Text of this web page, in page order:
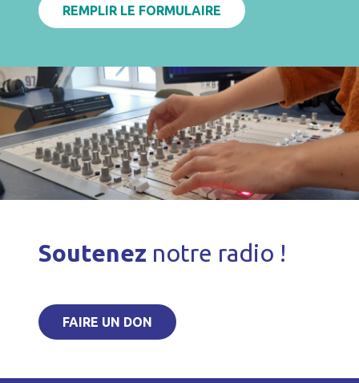
REMPLIR LE FORMULAIRE
Soutenez notre radio !
FAIRE UN DON